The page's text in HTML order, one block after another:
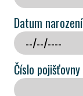
Datum narození
Číslo pojišťovny